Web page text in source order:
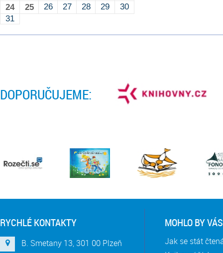
24
25 26 27 28 29
30
31
DOPORUČUJEME:
RYCHLÉ KONTAKTY
B. Smetany 13, 301 00 Plzeň
MOHLO BY
Jak se stát